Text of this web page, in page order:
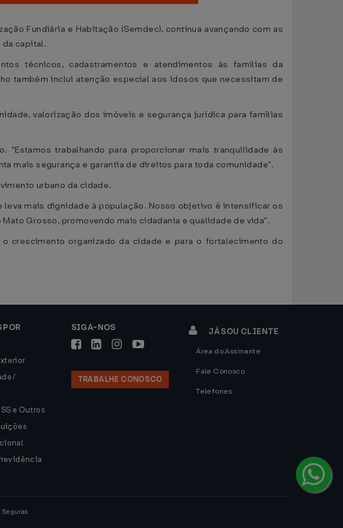
Fundiária e Habitação (Semdec), continua avançando com as
da capital.
técnicos, cadastramentos e atendimentos às famílias da
também inclui atenção especial aos idosos que necessitam de
valorização dos imóveis e segurança jurídica para famílias
trabalhando para proporcionar mais tranquilidade às
mais segurança e garantia de direitos para toda comunidade”.
urbano da cidade.
mais dignidade à população. Nosso objetivo é intensificar os
Grosso, promovendo mais cidadania e qualidade de vida”.
crescimento organizado da cidade e para o fortalecimento do
/
e Outros
SIGA-NOS
TRABALHE CONOSCO
JÁ SOU CLIENTE
Área do Assinante
Fale Conosco
Telefones
Seguras